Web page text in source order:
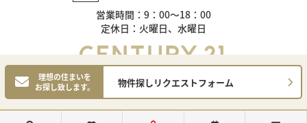
理想の住まいを
お探し致します。
物件探しリクエストフォーム
営業時間：9：00～18：00
定休日：火曜日、水曜日
©センチュリー21明和ハウス